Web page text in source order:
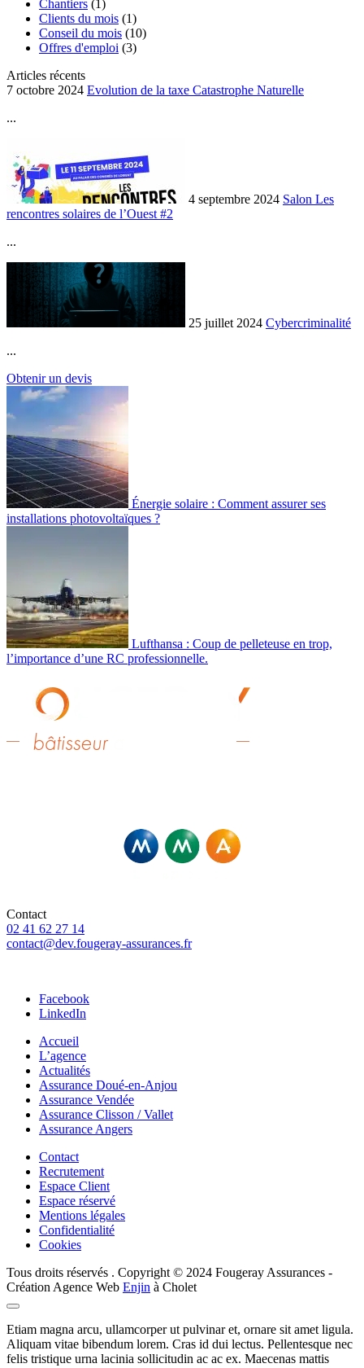
Chantiers (1)
Clients du mois (1)
Conseil du mois (10)
Offres d'emploi (3)
Articles récents
7 octobre 2024 Evolution de la taxe Catastrophe Naturelle
...
4 septembre 2024 Salon Les
rencontres solaires de l’Ouest #2
...
25 juillet 2024 Cybercriminalité
...
Obtenir un devis
Énergie solaire : Comment assurer ses
installations photovoltaïques ?
Lufthansa : Coup de pelleteuse en trop,
l’importance d’une RC professionnelle.
Contact
02 41 62 27 14
contact@dev.fougeray-assurances.fr
Facebook
LinkedIn
Accueil
L’agence
Actualités
Assurance Doué-en-Anjou
Assurance Vendée
Assurance Clisson / Vallet
Assurance Angers
Contact
Recrutement
Espace Client
Espace réservé
Mentions légales
Confidentialité
Cookies
Tous droits réservés . Copyright © 2024 Fougeray Assurances -
Création Agence Web Enjin à Cholet
Etiam magna arcu, ullamcorper ut pulvinar et, ornare sit amet ligula.
Aliquam vitae bibendum lorem. Cras id dui lectus. Pellentesque nec
felis tristique urna lacinia sollicitudin ac ac ex. Maecenas mattis